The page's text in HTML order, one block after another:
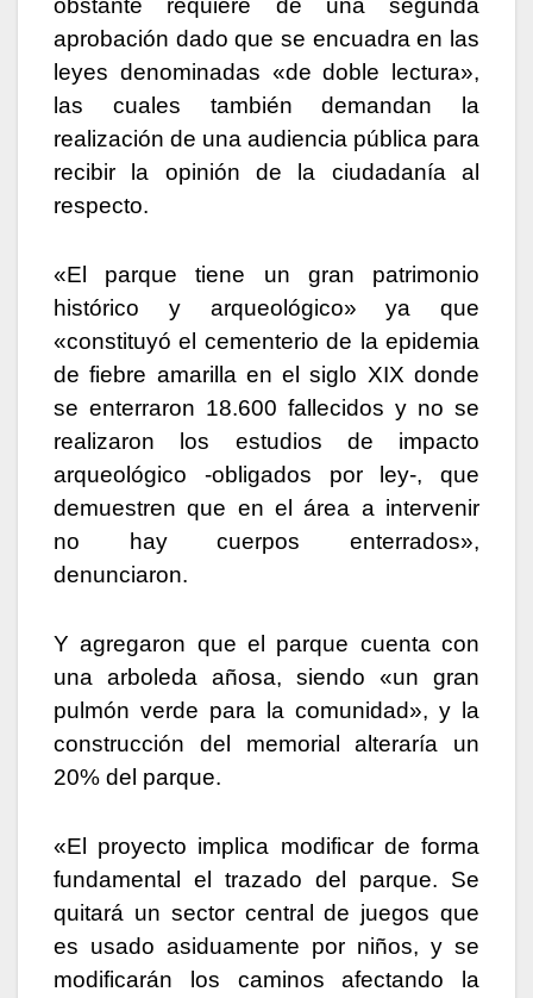
obstante requiere de una segunda
aprobación dado que se encuadra en las
leyes denominadas «de doble lectura»,
las cuales también demandan la
realización de una audiencia pública para
recibir la opinión de la ciudadanía al
respecto.
«El parque tiene un gran patrimonio
histórico y arqueológico» ya que
«constituyó el cementerio de la epidemia
de fiebre amarilla en el siglo XIX donde
se enterraron 18.600 fallecidos y no se
realizaron los estudios de impacto
arqueológico -obligados por ley-, que
demuestren que en el área a intervenir
no hay cuerpos enterrados»,
denunciaron.
Y agregaron que el parque cuenta con
una arboleda añosa, siendo «un gran
pulmón verde para la comunidad», y la
construcción del memorial alteraría un
20% del parque.
«El proyecto implica modificar de forma
fundamental el trazado del parque. Se
quitará un sector central de juegos que
es usado asiduamente por niños, y se
modificarán los caminos afectando la